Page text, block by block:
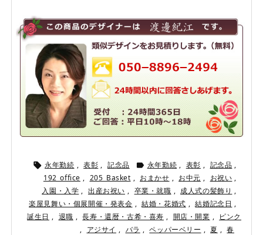
 永年勤続 , 表彰 , 記念品  永年勤続 , 表彰 , 記念品 ,
192_office , 205_Basket , おまかせ , お中元 , お祝い ,
入園・入学 , 出産お祝い , 卒業・就職 , 成人式の髪飾り ,
楽屋見舞い・個展開催・発表会 , 結婚・花婚式 , 結婚記念日 ,
誕生日 , 退職 , 長寿・還暦・古希・喜寿 , 開店・開業 , ピンク
, アジサイ , バラ , ペッパーベリー , 夏 , 春